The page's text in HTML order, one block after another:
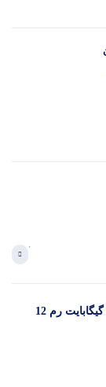
گوشی موبایل اپل iPhone 17 Pro Max ظرفیت 256 گیگابایت رم 12